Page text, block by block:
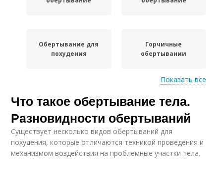
Обертывание для
похудения
Горчичные
обертывании
Обертывании для
похудения
Эффективное
обертывание
Обертывании для
Грязевое
обертывание
Показать все
Что такое обертывание тела.
Разновидности обертываний
Существует несколько видов обертываний для
похудения, которые отличаются техникой проведения и
механизмом воздействия на проблемные участки тела.